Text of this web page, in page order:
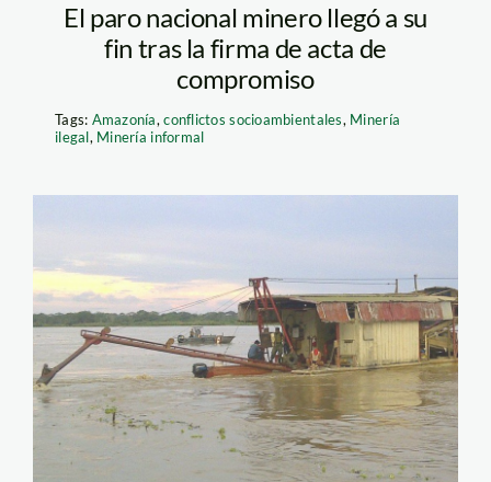
El paro nacional minero llegó a su
fin tras la firma de acta de
compromiso
Tags: Amazonía,conflictos socioambientales, Minería
ilegal, Minería informal
draga-maranon-
inforegion